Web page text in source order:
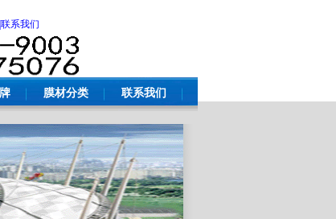
|联系我们
膜材分类 联系我们